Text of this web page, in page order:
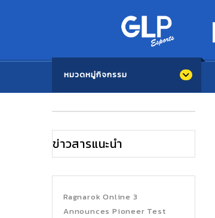
หมวดหมู่กิจกรรม
ข่าวสารแนะนำ
Ragnarok Online 3
Announces Pioneer Test